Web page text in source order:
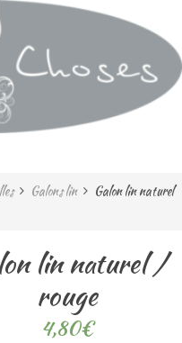
Galons lin
Galon lin naturel
lin naturel /
rouge
4,80€